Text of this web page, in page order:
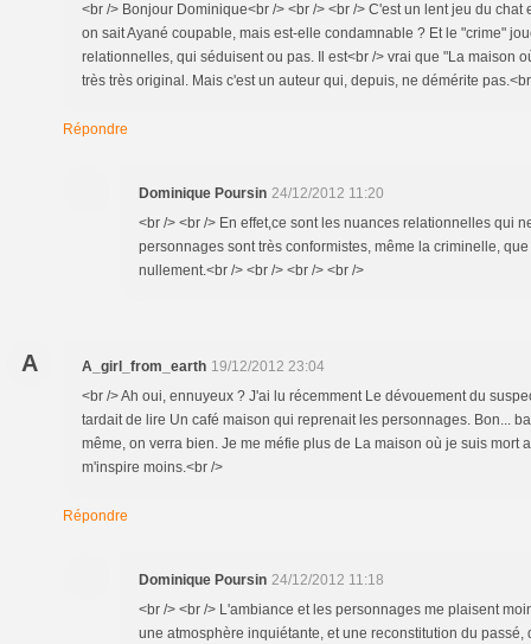
<br /> Bonjour Dominique<br /> <br /> <br /> C'est un lent jeu du chat
on sait Ayané coupable, mais est-elle condamnable ? Et le "crime"
relationnelles, qui séduisent ou pas. Il est<br /> vrai que "La maison
très très original. Mais c'est un auteur qui, depuis, ne démérite
Répondre
Dominique Poursin 24/12/2012 11:20
<br /> <br /> En effet,ce sont les nuances relationnelles qui
personnages sont très conformistes, même la criminelle,
nullement.<br /> <br /> <br /> <br />
A A_girl_from_earth 19/12/2012 23:04
<br /> Ah oui, ennuyeux ? J'ai lu récemment Le dévouement du
tardait de lire Un café maison qui reprenait les personnages. Bon...
même, on verra bien. Je me méfie plus de La maison où je suis mort
m'inspire moins.<br />
Répondre
Dominique Poursin 24/12/2012 11:18
<br /> <br /> L'ambiance et les personnages me plaisent
une atmosphère inquiétante, et une reconstitution du passé,